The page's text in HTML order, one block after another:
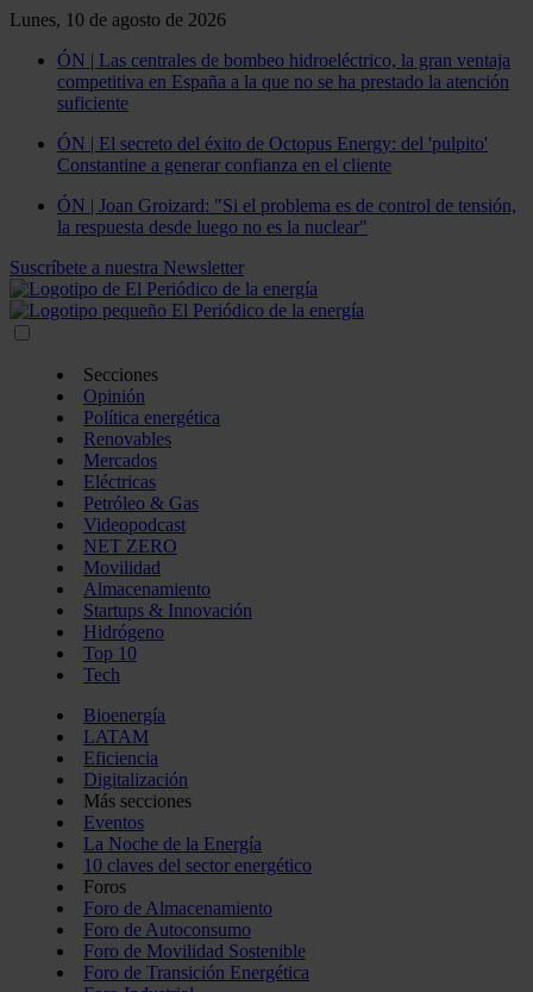
Lunes, 10 de agosto de 2026
ÓN | Las centrales de bombeo hidroeléctrico, la gran ventaja
competitiva en España a la que no se ha prestado la atención
suficiente
ÓN | El secreto del éxito de Octopus Energy: del 'pulpito'
Constantine a generar confianza en el cliente
ÓN | Joan Groizard: "Si el problema es de control de tensión,
la respuesta desde luego no es la nuclear"
Suscríbete a nuestra Newsletter
Secciones
Opinión
Política energética
Renovables
Mercados
Eléctricas
Petróleo & Gas
Videopodcast
NET ZERO
Movilidad
Almacenamiento
Startups & Innovación
Hidrógeno
Top 10
Tech
Bioenergía
LATAM
Eficiencia
Digitalización
Más secciones
Eventos
La Noche de la Energía
10 claves del sector energético
Foros
Foro de Almacenamiento
Foro de Autoconsumo
Foro de Movilidad Sostenible
Foro de Transición Energética